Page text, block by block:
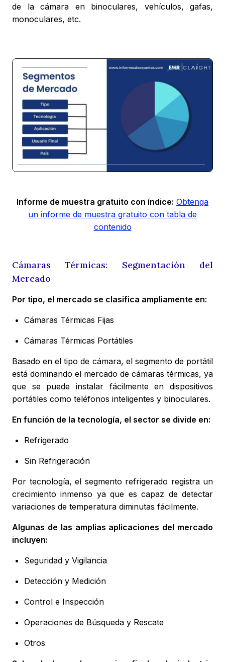
de la cámara en binoculares, vehículos, gafas,
monoculares, etc.
Informe de muestra gratuito con índice: Obtenga
un informe de muestra gratuito con tabla de
contenido
Cámaras Térmicas: Segmentación del
Mercado
Por tipo, el mercado se clasifica ampliamente en:
Cámaras Térmicas Fijas
Cámaras Térmicas Portátiles
Basado en el tipo de cámara, el segmento de portátil
está dominando el mercado de cámaras térmicas, ya
que se puede instalar fácilmente en dispositivos
portátiles como teléfonos inteligentes y binoculares.
En función de la tecnología, el sector se divide en:
Refrigerado
Sin Refrigeración
Por tecnología, el segmento refrigerado registra un
crecimiento inmenso ya que es capaz de detectar
variaciones de temperatura diminutas fácilmente.
Algunas de las amplias aplicaciones del mercado
incluyen:
Seguridad y Vigilancia
Detección y Medición
Control e Inspección
Operaciones de Búsqueda y Rescate
Otros